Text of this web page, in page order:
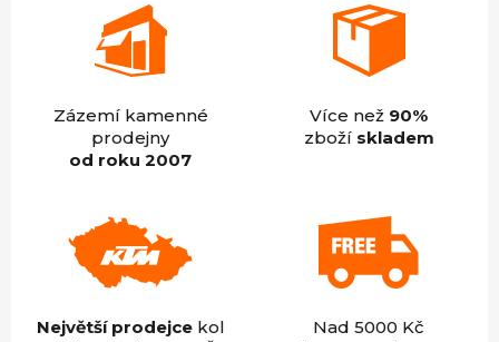
Zázemí kamenné
prodejny
od roku 2007
Více než 90%
zboží skladem
Největší prodejcekol
Nad 5000 Kč